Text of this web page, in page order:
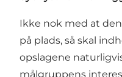
Ikke nok med at
på plads, så skal
opslagene
målgruppens